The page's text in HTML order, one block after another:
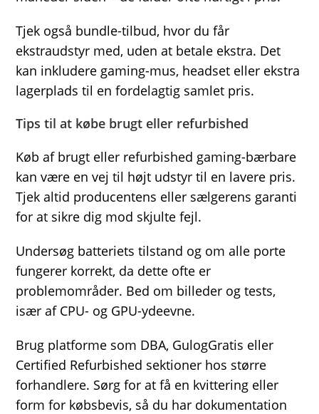
Tjek også bundle-tilbud, hvor du får
ekstraudstyr med, uden at betale ekstra. Det
kan inkludere gaming-mus, headset eller ekstra
lagerplads til en fordelagtig samlet pris.
Tips til at købe brugt eller refurbished
Køb af brugt eller refurbished gaming-bærbare
kan være en vej til højt udstyr til en lavere pris.
Tjek altid producentens eller sælgerens garanti
for at sikre dig mod skjulte fejl.
Undersøg batteriets tilstand og om alle porte
fungerer korrekt, da dette ofte er
problemområder. Bed om billeder og tests,
især af CPU- og GPU-ydeevne.
Brug platforme som DBA, GulogGratis eller
Certified Refurbished sektioner hos større
forhandlere. Sørg for at få en kvittering eller
form for købsbevis, så du har dokumentation